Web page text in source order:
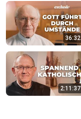
36:32
2:11:37